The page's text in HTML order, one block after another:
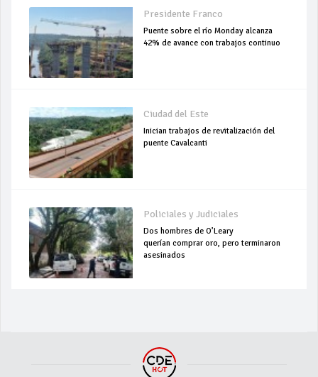
Presidente Franco
Puente sobre el río Monday alcanza
42% de avance con trabajos continuo
Ciudad del Este
Inician trabajos de revitalización del
puente Cavalcanti
Policiales y Judiciales
Dos hombres de O’Leary
querían comprar oro, pero terminaron
asesinados